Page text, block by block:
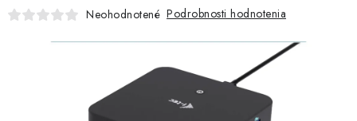
Neohodnotené Podrobnosti hodnotenia